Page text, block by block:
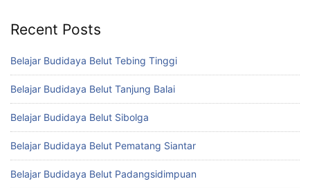
Recent Posts
Belajar Budidaya Belut Tebing Tinggi
Belajar Budidaya Belut Tanjung Balai
Belajar Budidaya Belut Sibolga
Belajar Budidaya Belut Pematang Siantar
Belajar Budidaya Belut Padangsidimpuan